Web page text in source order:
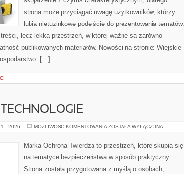
strona może przyciągać uwagę użytkowników, którzy
lubią nietuzinkowe podejście do prezentowania tematów.
lecz lekka przestrzeń, w której ważne są zarówno
publikowanych materiałów. Nowości na stronie: Wiejskie
[…]
1 - 2026 MOŻLIWOŚĆ KOMENTOWANIA NOWOCZESNE
ZOSTAŁA WYŁĄCZONA
Marka Ochrona Twierdza to przestrzeń, które skupia się
na tematyce bezpieczeństwa w sposób praktyczny.
Strona została przygotowana z myślą o osobach,